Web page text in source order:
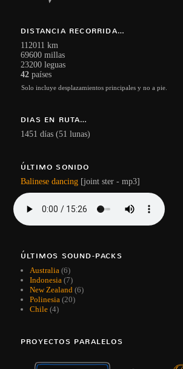
DISTANCIA RECORRIDA…
112011 km
69600 millas
23200 leguas
42 países
Solo incluye desplazamientos principales y no a pie.
DIAS EN RUTA…
1451 días (51 lunas)
ÚLTIMO SONIDO
Balinese dancing [joint ster - mp3]
ÚLTIMOS SOUND-PACKS
Australia (6)
Indonesia (7)
New Zealand (6)
Polinesia (20)
Chile (4)
PROYECTOS PARALELOS